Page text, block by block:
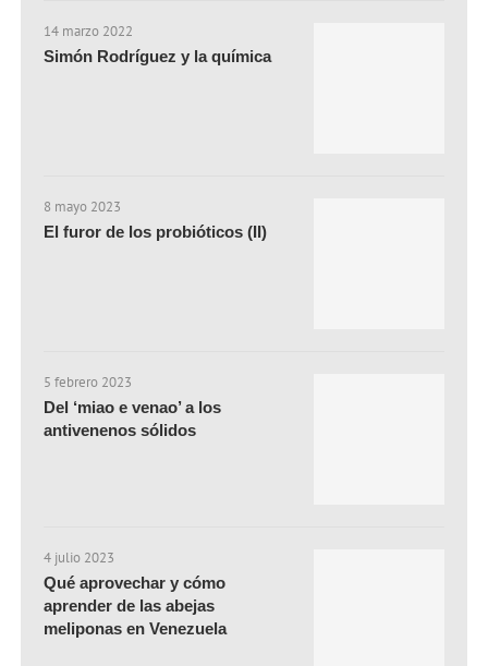
14 marzo 2022
Simón Rodríguez y la química
8 mayo 2023
El furor de los probióticos (II)
5 febrero 2023
Del ‘miao e venao’ a los
antivenenos sólidos
4 julio 2023
Qué aprovechar y cómo
aprender de las abejas
meliponas en Venezuela